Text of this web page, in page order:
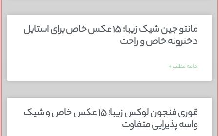
مانتو جین شیک زیبا؛ ۱۵ عکس خاص برای استایل
دخترونه خاص و راحت
ادامه مطلب »
قوری فنجون لوکس زیبا؛ ۱۵ عکس خاص و شیک
واسه پذیرایی متفاوت